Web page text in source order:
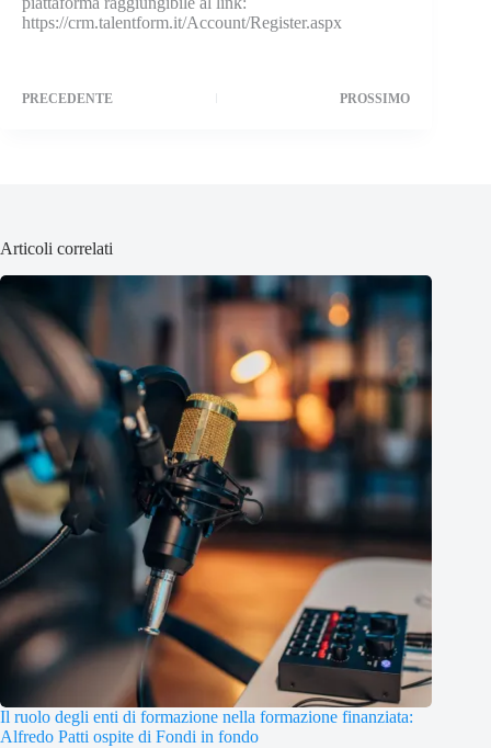
https://crm.talentform.it/Account/Register.aspx
PRECEDENTE PROSSIMO
Articoli correlati
Il ruolo degli enti di formazione nella formazione finanziata:
Alfredo Patti ospite di Fondi in fondo